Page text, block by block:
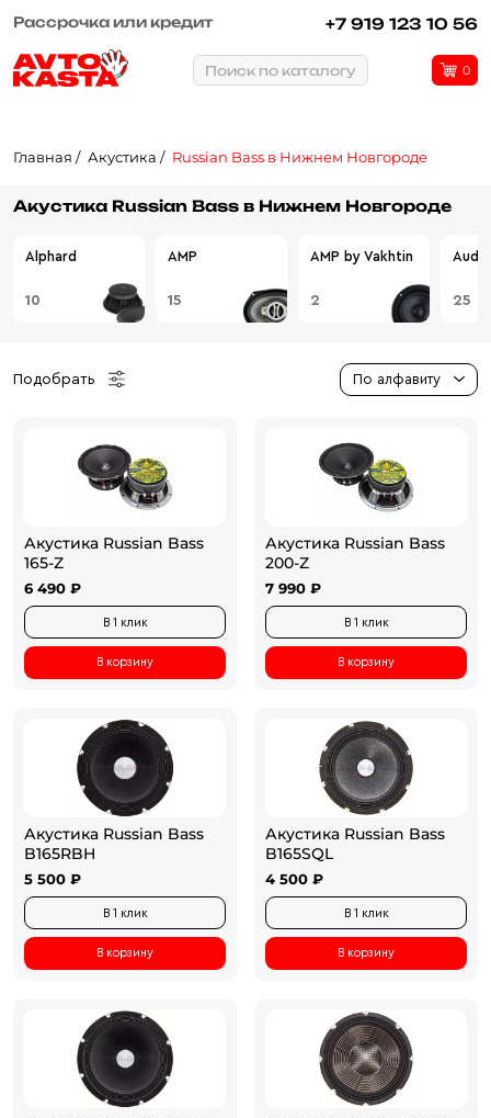
Рассрочка или кредит +7 919 123 10 56
Поиск по каталогу 0
Главная Акустика Russian Bass в Нижнем Новгороде
Акустика Russian Bass в Нижнем Новгороде
Alphard
10
AMP
15
AMP by Vakhtin
2 25
Подобрать По алфавиту
Акустика Russian Bass
165-Z
6 490 ₽
В 1 клик
В корзину
Акустика Russian Bass
200-Z
7 990 ₽
В 1 клик
В корзину
Акустика Russian Bass
B165RBH
5 500 ₽
В 1 клик
В корзину
Акустика Russian Bass
B165SQL
4 500 ₽
В 1 клик
В корзину